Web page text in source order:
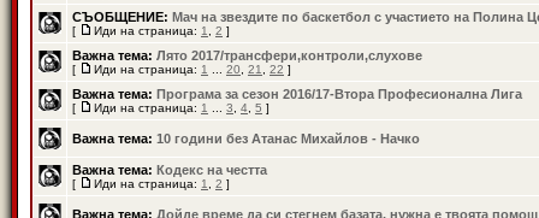
СЪОБЩЕНИЕ: Мач на звездите по баскетбол с участието на Полина
[ Иди на страница: 1 2 ]
Важна тема: Лято 2017/трансфери,контроли,слухове
[ Иди на страница: 1 20 21 22 ]
Важна тема: Програма за сезон 2016/17-Втора Професионална Лига
[ Иди на страница: 1 3 4 5 ]
Важна тема: 10 години без Атанас Михайлов - Начко
Важна тема: Кодекс на честта
[ Иди на страница: 1 2 ]
Важна тема: Дойде време да си стегнем базата, нужна е твоята